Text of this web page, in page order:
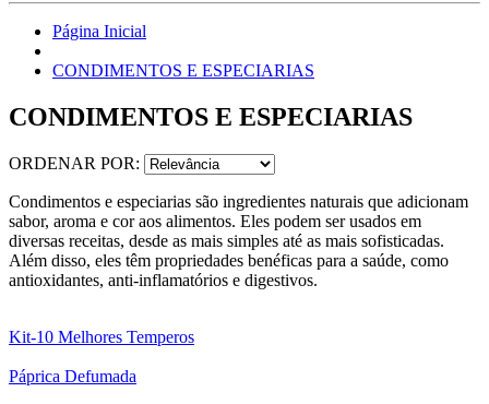
Página Inicial
CONDIMENTOS E ESPECIARIAS
CONDIMENTOS E ESPECIARIAS
ORDENAR POR:
Condimentos e especiarias são ingredientes naturais que adicionam
sabor, aroma e cor aos alimentos. Eles podem ser usados em
diversas receitas, desde as mais simples até as mais sofisticadas.
Além disso, eles têm propriedades benéficas para a saúde, como
antioxidantes, anti-inflamatórios e digestivos.
Kit-10 Melhores Temperos
Páprica Defumada